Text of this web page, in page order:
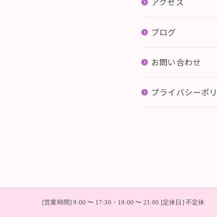
ブログ
お問い合わせ
プライバシーポ
[営業時間] 9:00 〜 17:30・19:00 〜 21:00 [定休日] 不定休